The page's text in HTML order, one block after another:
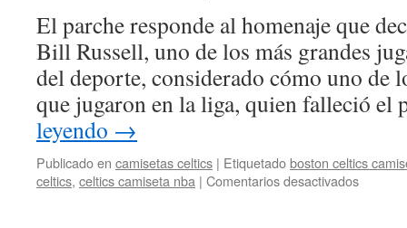
Irving
Boston
Celtics
Icon
–
El parche responde al homenaje que
Bill Russell, uno de los más grandes
del deporte, considerado cómo uno de
que jugaron en la liga, quien falleció
leyendo →
Publicado en camisetas celtics | Etiquetadoboston celtics
celtics, celtics camiseta nba | Comentarios desactivadosen